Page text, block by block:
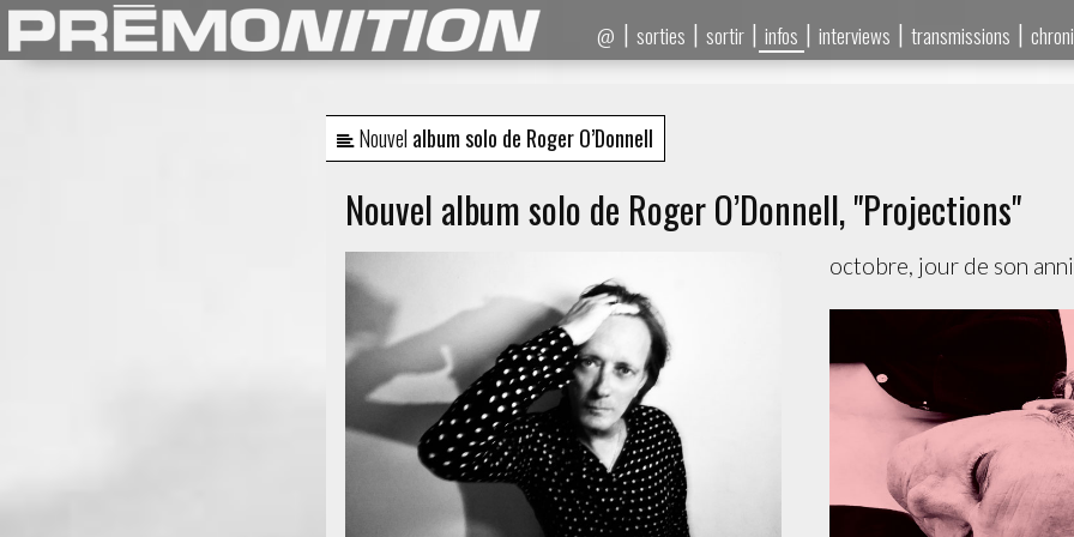
| sorties | sortir | infos | interviews | transmissions |
@
Nouvel album solo de Roger O’Donnell
Nouvel album solo de Roger O’Donnell, "Projections"
octobre, jour de son